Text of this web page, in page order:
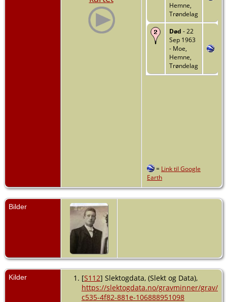
Hemne,
Trøndelag
Død - 22
Sep 1963
- Moe,
Hemne,
Trøndelag
= Link til Google
Earth
Bilder
Kilder [S112] Slektogdata, (Slekt og Data),
https://slektogdata.no/gravminner/grav/
c535-4f82-881e-106888951098